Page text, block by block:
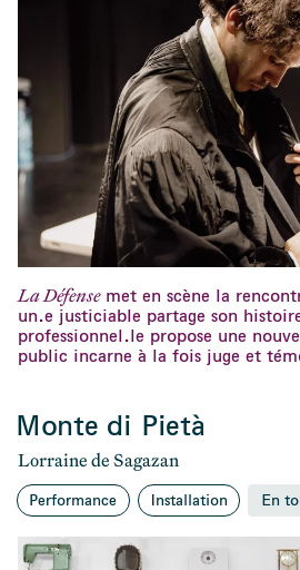
La Défensemet en scène la
un.e justiciable partage son
professionnel.le propose une
public incarne à la fois juge et
Monte di Pietà
Lorraine de Sagazan
Performance Installation En